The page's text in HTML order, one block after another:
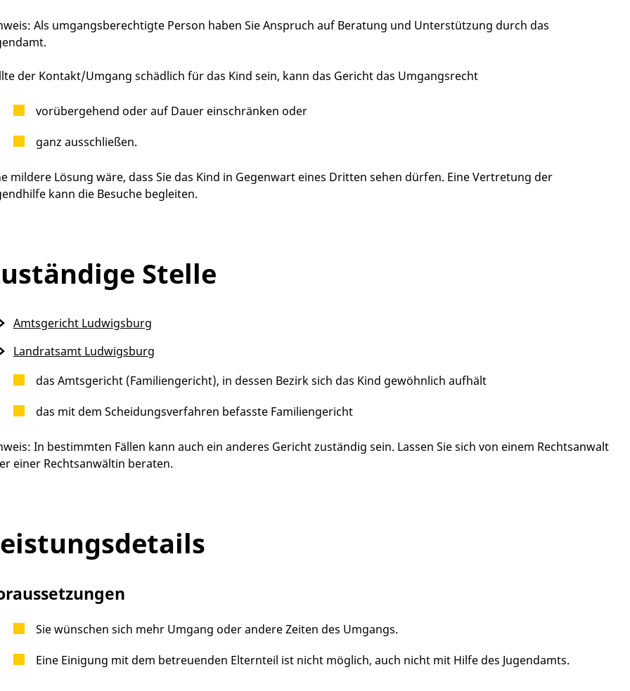
Als umgangsberechtigte Person haben Sie Anspruch auf Beratung und Unterstützung durch das
der Kontakt/Umgang schädlich für das Kind sein, kann das Gericht das Umgangsrecht
vorübergehend oder auf Dauer einschränken oder
ganz ausschließen.
mildere Lösung wäre, dass Sie das Kind in Gegenwart eines Dritten sehen dürfen. Eine Vertretung der
kann die Besuche begleiten.
Stelle
das Amtsgericht (Familiengericht), in dessen Bezirk sich das Kind gewöhnlich aufhält
das mit dem Scheidungsverfahren befasste Familiengericht
In bestimmten Fällen kann auch ein anderes Gericht zuständig sein. Lassen Sie sich von einem Rechtsanwalt
einer Rechtsanwältin beraten.
Amtsgericht Ludwigsburg
Landratsamt Ludwigsburg
Sie wünschen sich mehr Umgang oder andere Zeiten des Umgangs.
Eine Einigung mit dem betreuenden Elternteil ist nicht möglich, auch nicht mit Hilfe des Jugendamts.